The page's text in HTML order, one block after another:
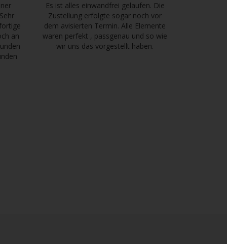
an
Es ist alles einwandfrei gelaufen. Die
Zustellung erfolgte sogar noch vor
dem avisierten Termin. Alle Elemente
waren perfekt , passgenau und so wie
wir uns das vorgestellt haben.